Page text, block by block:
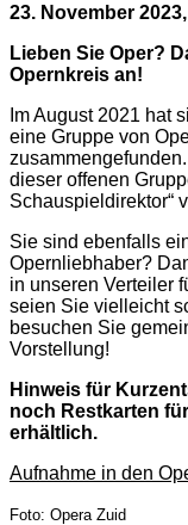
23. November
Lieben Sie Oper?
Opernkreis an!
Im August 2021 hat
eine Gruppe von
dieser offenen
Schauspieldirektor“
Sie sind ebenfalls
Opernliebhaber?
in unseren Verteiler
seien Sie vielleicht
besuchen Sie
Vorstellung!
Hinweis für
noch Restkarten
erhältlich.
Aufnahme in den
Foto: Opera Zuid